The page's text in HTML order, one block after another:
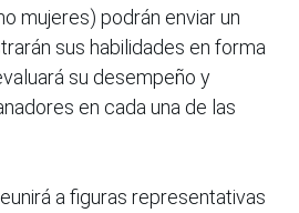
mujeres) podrán enviar un
sus habilidades en forma
su desempeño y
en cada una de las
a figuras representativas